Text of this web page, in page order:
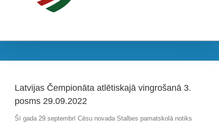
Latvijas Čempionāta atlētiskajā vingrošanā 3.
posms 29.09.2022
Šī gada 29.septembrī Cēsu novada Stalbes pamatskolā notiks